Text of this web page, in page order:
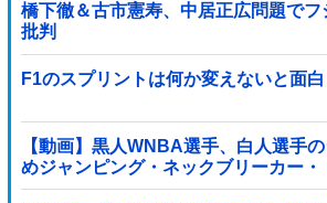
橋下徹＆古市憲寿、中居正広問題で
批判
F1のスプリントは何か変えないと面
【動画】黒人WNBA選手、白人選手
めジャンピング・ネックブリーカー
処分→ロッカールームから「白人特権